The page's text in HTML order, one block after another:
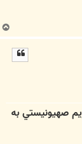
ب
ا
صهيونيستي به